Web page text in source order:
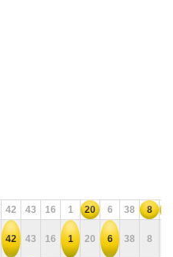
42 43 16 1 20 6 38 8
42 43 16 1 20 6 38 8